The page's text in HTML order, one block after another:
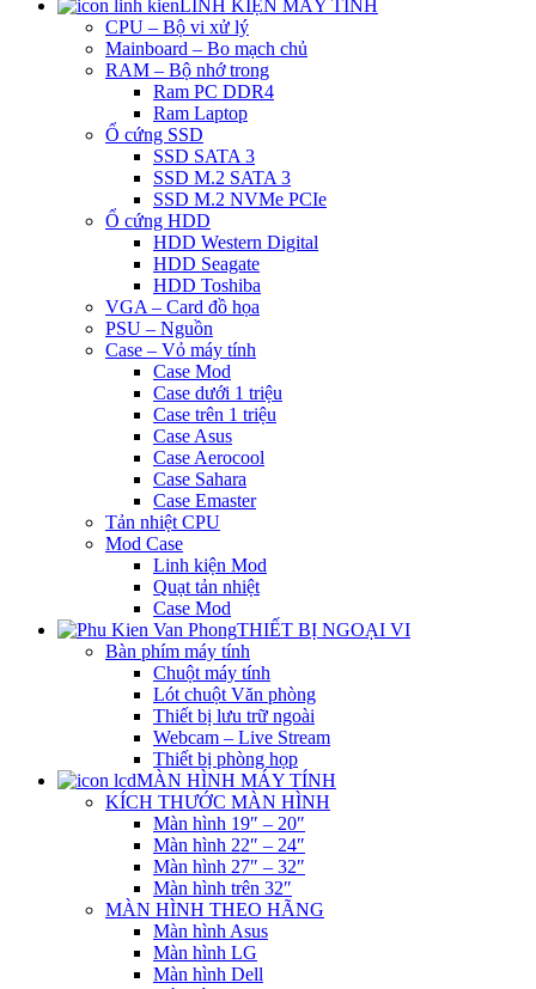
LINH KIỆN MÁY TÍNH
CPU – Bộ vi xử lý
Mainboard – Bo mạch chủ
RAM – Bộ nhớ trong
Ram PC DDR4
Ram Laptop
Ổ cứng SSD
SSD SATA 3
SSD M.2 SATA 3
SSD M.2 NVMe PCIe
Ổ cứng HDD
HDD Western Digital
HDD Seagate
HDD Toshiba
VGA – Card đồ họa
PSU – Nguồn
Case – Vỏ máy tính
Case Mod
Case dưới 1 triệu
Case trên 1 triệu
Case Asus
Case Aerocool
Case Sahara
Case Emaster
Tản nhiệt CPU
Mod Case
Linh kiện Mod
Quạt tản nhiệt
Case Mod
THIẾT BỊ NGOẠI VI
Bàn phím máy tính
Chuột máy tính
Lót chuột Văn phòng
Thiết bị lưu trữ ngoài
Webcam – Live Stream
Thiết bị phòng họp
MÀN HÌNH MÁY TÍNH
KÍCH THƯỚC MÀN HÌNH
Màn hình 19″ – 20″
Màn hình 22″ – 24″
Màn hình 27″ – 32″
Màn hình trên 32″
MÀN HÌNH THEO HÃNG
Màn hình Asus
Màn hình LG
Màn hình Dell